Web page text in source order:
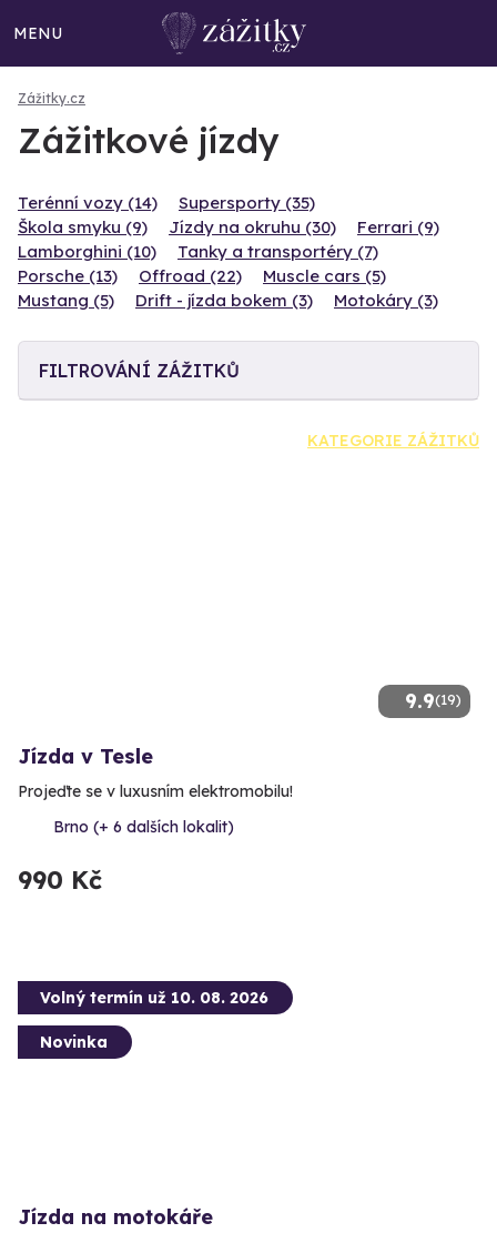
MENU
Zážitky.cz
Zážitkové jízdy
Terénní vozy (14)
Supersporty (35)
Škola smyku (9)
Jízdy na okruhu (30)
Ferrari (9)
Lamborghini (10)
Tanky a transportéry (7)
Porsche (13)
Offroad (22)
Muscle cars (5)
Mustang (5)
Drift - jízda bokem (3) Motokáry (3)
FILTROVÁNÍ ZÁŽITKŮ
KATEGORIE ZÁŽITKŮ
9.9(19)
Jízda v Tesle
Projeďte se v luxusním elektromobilu!
Brno (+ 6 dalších lokalit)
990 Kč
Volný termín už 10. 08. 2026
Novinka
Jízda na motokáře